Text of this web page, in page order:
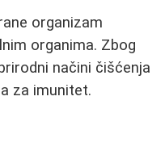
organizam
organima. Zbog
načini čišćenja
za imunitet.